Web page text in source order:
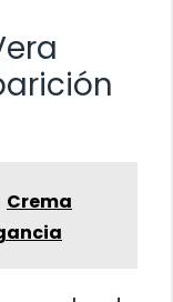
Crema